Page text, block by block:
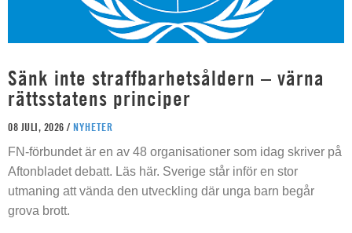
Sänk inte straffbarhetsåldern – värna
rättsstatens principer
08 JULI, 2026 / NYHETER
FN-förbundet är en av 48 organisationer som idag skriver på
Aftonbladet debatt. Läs här. Sverige står inför en stor
utmaning att vända den utveckling där unga barn begår
grova brott.